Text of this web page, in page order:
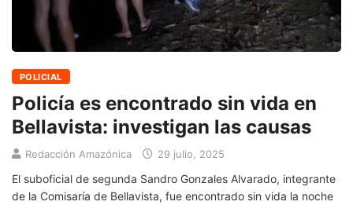
POLICIAL
Policía es encontrado sin vida en
Bellavista: investigan las causas
Redacción Amazónica 29 julio, 2025
El suboficial de segunda Sandro Gonzales Alvarado, integrante
de la Comisaría de Bellavista, fue encontrado sin vida la noche